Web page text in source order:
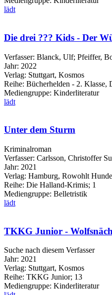
lädt
Die drei ??? Kids - Der
Verfasser: Blanck, Ulf; Pfeiffer,
Jahr: 2022
Verlag: Stuttgart, Kosmos
Reihe: Bücherhelden - 2. Klasse,
Mediengruppe: Kinderliteratur
lädt
Unter dem Sturm
Kriminalroman
Verfasser: Carlsson, Christoffer
Jahr: 2021
Verlag: Hamburg, Rowohlt
Reihe: Die Halland-Krimis; 1
Mediengruppe: Belletristik
lädt
TKKG Junior -
Suche nach diesem Verfasser
Jahr: 2021
Verlag: Stuttgart, Kosmos
Reihe: TKKG Junior; 13
Mediengruppe: Kinderliteratur